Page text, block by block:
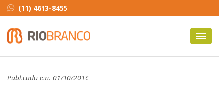
(11) 4613-8455
Publicado em: 01/10/2016